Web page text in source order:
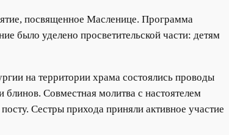
посвященное Масленице. Программа
было уделено просветительской части: детям
на территории храма состоялись проводы
Совместная молитва с настоятелем
Сестры прихода приняли активное участие